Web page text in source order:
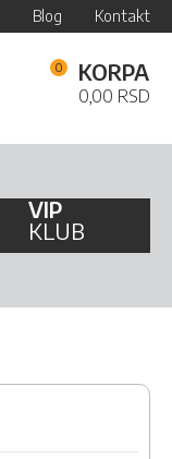
Blog Kontakt
KORPA
0,00 RSD
VIP
KLUB